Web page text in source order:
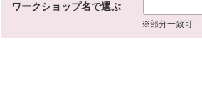
ワークショップ名で選ぶ
※部分一致可